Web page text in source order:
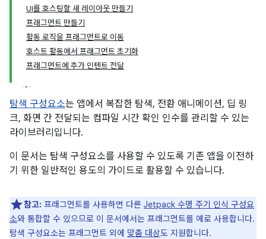
UI를 호스팅할 새 레이아웃 만들기
프래그먼트 만들기
활동 로직을 프래그먼트로 이동
호스트 활동에서 프래그먼트 초기화
프래그먼트에 추가 인텐트 전달
탐색 구성요소는 앱에서 복잡한 탐색, 전환 애니메이션, 딥 링
크, 화면 간 전달되는 컴파일 시간 확인 인수를 관리할 수 있는
라이브러리입니다.
이 문서는 탐색 구성요소를 사용할 수 있도록 기존 앱을 이전하
기 위한 일반적인 용도의 가이드로 활용할 수 있습니다.
참고: 프래그먼트를 사용하면 다른 Jetpack 수명 주기 인식 구성요
소와 통합할 수 있으므로 이 문서에서는 프래그먼트를 예로 사용합니다.
탐색 구성요소는 프래그먼트 외에 맞춤 대상도 지원합니다.